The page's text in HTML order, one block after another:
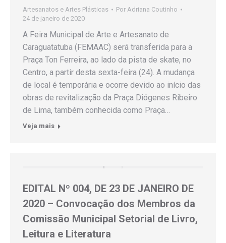
Artesanatos e Artes Plásticas Por Adriana Coutinho
24 de janeiro de 2020
A Feira Municipal de Arte e Artesanato de
Caraguatatuba (FEMAAC) será transferida para a
Praça Ton Ferreira, ao lado da pista de skate, no
Centro, a partir desta sexta-feira (24). A mudança
de local é temporária e ocorre devido ao início das
obras de revitalização da Praça Diógenes Ribeiro
de Lima, também conhecida como Praça…
Veja mais
EDITAL Nº 004, DE 23 DE JANEIRO DE
2020 – Convocação dos Membros da
Comissão Municipal Setorial de Livro,
Leitura e Literatura